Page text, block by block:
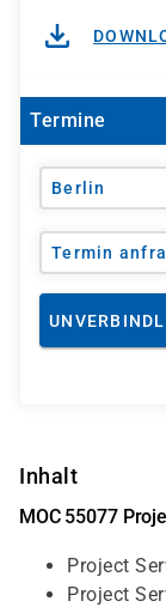
Termine
Berlin
Termin
Inhalt
MOC 55077
Project
Project